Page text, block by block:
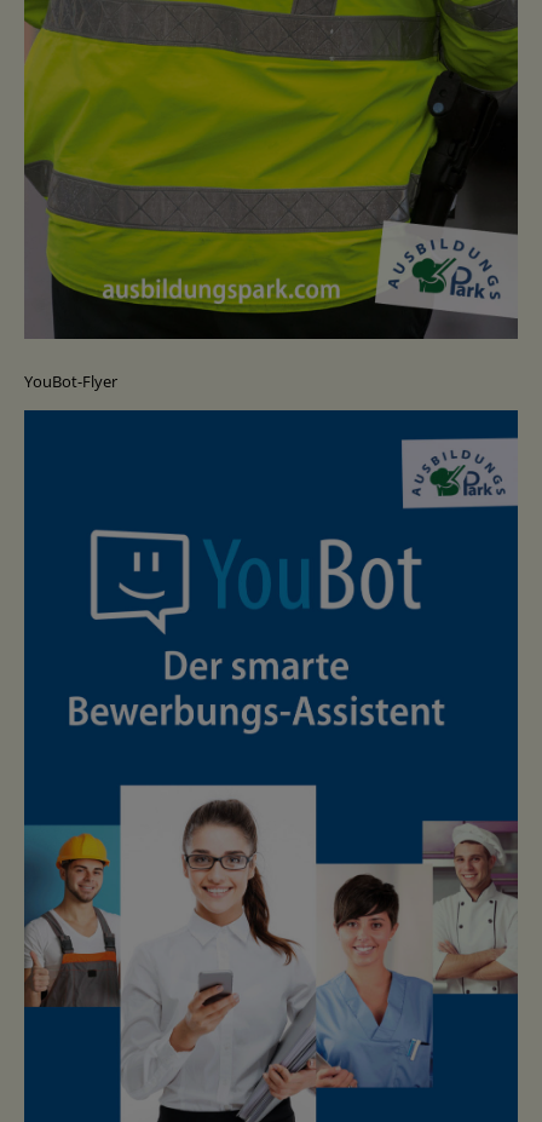
YouBot-Flyer